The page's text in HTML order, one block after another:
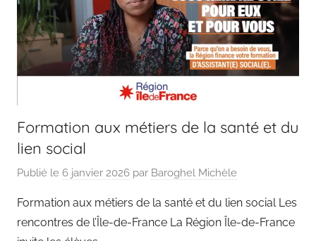
Formation aux métiers de la santé et du
lien social
Publié le 6 janvier 2026 par Baroghel Michèle
Formation aux métiers de la santé et du lien social Les
rencontres de l’Île-de-France La Région Île-de-France